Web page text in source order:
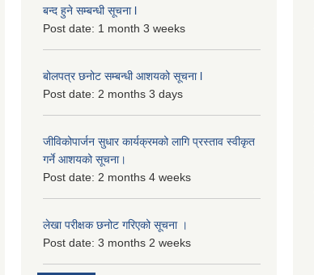
बन्द हुने सम्बन्धी सूचना l
Post date: 1 month 3 weeks
बोलपत्र छनोट सम्बन्धी आशयको सूचना l
Post date: 2 months 3 days
जीविकोपार्जन सुधार कार्यक्रमको लागि प्रस्ताव स्वीकृत
गर्ने आशयको सूचना।
Post date: 2 months 4 weeks
लेखा परीक्षक छनोट गरिएको सूचना ।
Post date: 3 months 2 weeks